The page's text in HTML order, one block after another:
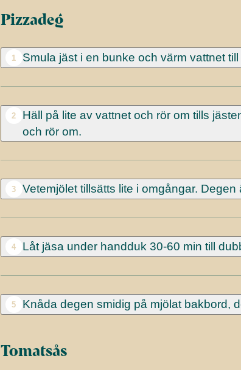
Pizzadeg
1 Smula jäst i en bunke och värm vattnet
2
Häll på lite av vattnet och rör om tills
och rör om.
3 Vetemjölet tillsätts lite i omgångar.
4 Låt jäsa under handduk 30-60 min till
5 Knåda degen smidig på mjölat bakbord,
Tomatsås